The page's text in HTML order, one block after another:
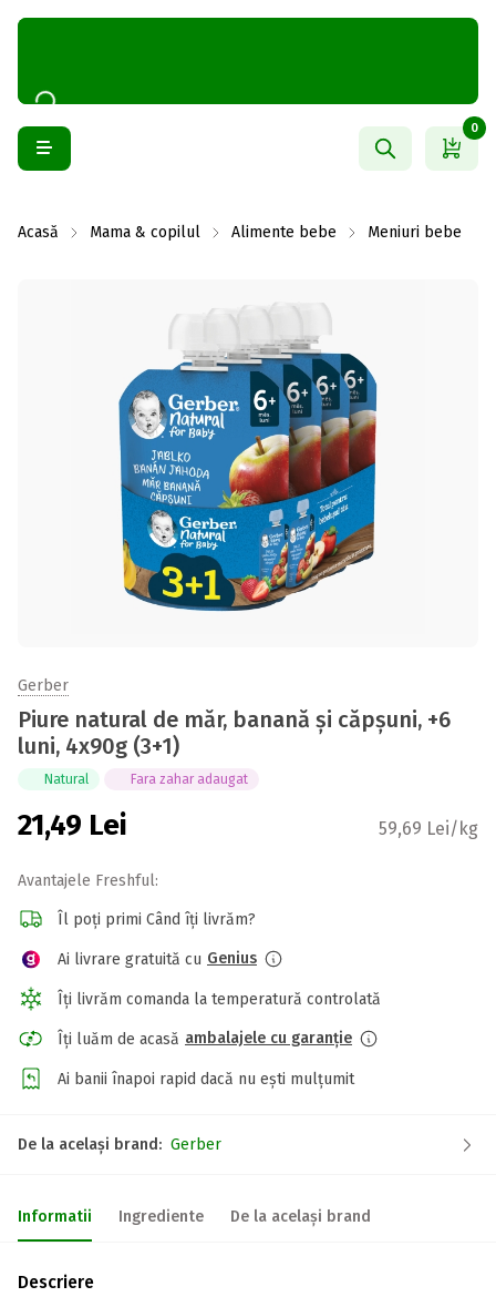
0
Acasă Mama & copilul Alimente bebe Meniuri bebe
Gerber
Piure natural de măr, banană și căpșuni, +6
luni, 4x90g (3+1)
Natural Fara zahar adaugat
21,49 Lei 59,69 Lei/kg
Avantajele Freshful:
Îl poți primi Când îți livrăm?
Ai livrare gratuită cu Genius
Îți livrăm comanda la temperatură controlată
Îți luăm de acasă ambalajele cu garanție
Ai banii înapoi rapid dacă nu ești mulțumit
De la același brand: Gerber
Informatii Ingrediente De la același brand
Descriere